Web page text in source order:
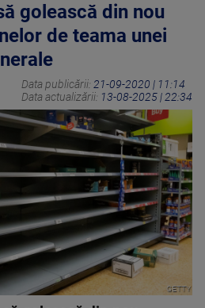
golească din nou
de teama unei
Data publicării: 21-09-2020 | 11:14
Data actualizării: 13-08-2025 | 22:34
GETTY